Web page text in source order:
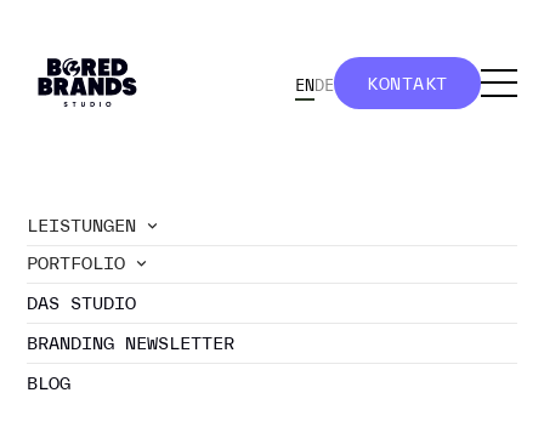
EN DE
KONTAKT
LEISTUNGEN
PORTFOLIO
DAS STUDIO
BRANDING NEWSLETTER
BLOG
SKETCHNOTES